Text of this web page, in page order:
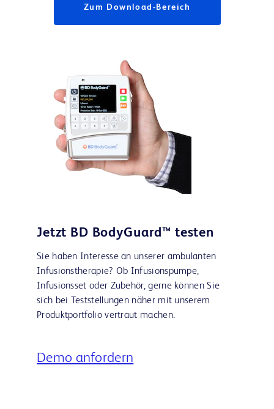
Zum Download-Bereich
Jetzt BD BodyGuard™ testen
Sie haben Interesse an unserer ambulanten
Infusionstherapie? Ob Infusionspumpe,
Infusionsset oder Zubehör, gerne können Sie
sich bei Teststellungen näher mit unserem
Produktportfolio vertraut machen.
Demo anfordern